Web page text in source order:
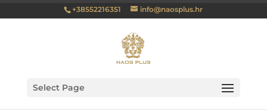
+38552216351 info@naosplus.hr
Select Page